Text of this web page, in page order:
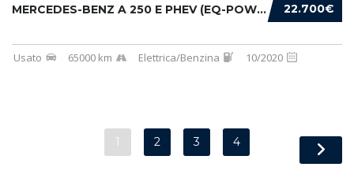
22.700€
MERCEDES-BENZ A 250 E PHEV (EQ-POWER) PREMIU...
Usato 65000 km Elettrica/Benzina 10/2020
1 2 3 4